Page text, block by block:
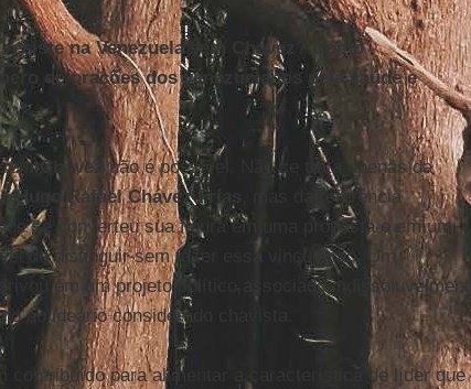
na Venezuela sem Chávez? Como
de orações dos venezuelanos pela saúde e
Chávez
não é possível. Não se trata apenas da
Hugo Rafael Chávez Frías
, mas da referência
se converteu sua figura em uma proposta e em um
de distinguir sem fazer essa vinculação. Um
em um projeto político associado indissoluvelmente
ao ideário considerado chavista.
contribuído para alimentar a característica de líder que